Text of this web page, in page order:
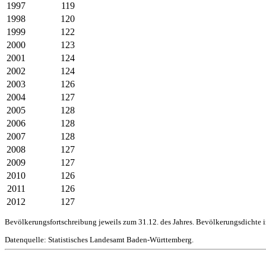
1997
119
1998
120
1999
122
2000
123
2001
124
2002
124
2003
126
2004
127
2005
128
2006
128
2007
128
2008
127
2009
127
2010
126
2011
126
2012
127
Bevölkerungsfortschreibung jeweils zum 31.12. des Jahres. Bevölkerungsdichte
Datenquelle: Statistisches Landesamt Baden-Württemberg.